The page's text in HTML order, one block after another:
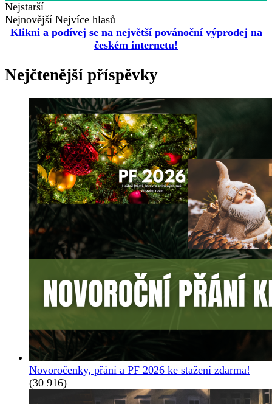
Nejstarší
Nejnovější Nejvíce hlasů
Klikni a podívej se na největší povánoční výprodej na
českém internetu!
Nejčtenější příspěvky
Novoročenky, přání a PF 2026 ke stažení zdarma!
(30 916)